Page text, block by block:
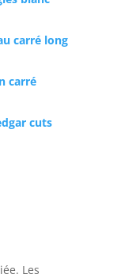
carré long
carré
cuts
Les